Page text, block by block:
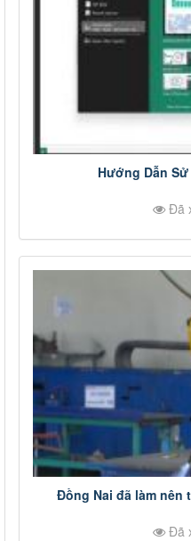
Hướng Dẫn
Đã
Đồng Nai đã làm nên
Đã